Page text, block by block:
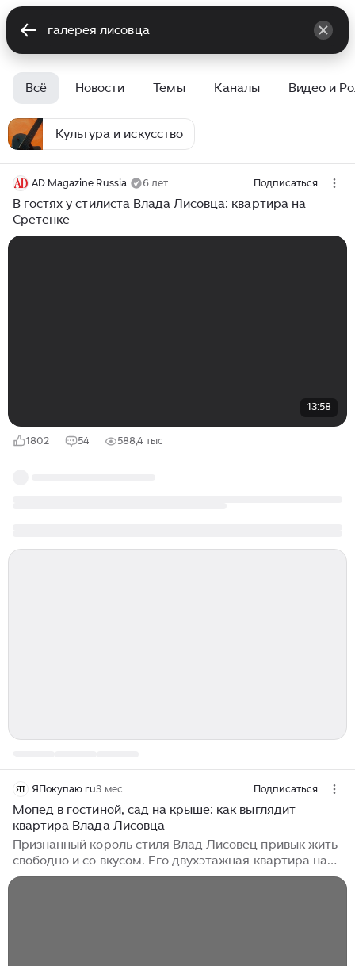
Всё Новости Темы Каналы Видео и
Культура и искусство
AD Magazine Russia 6 лет Подписаться
В гостях у стилиста Влада Лисовца: квартира на
Сретенке
13:58
1802 54 588,4 тыс
ЯПокупаю.ru3 мес Подписаться
Мопед в гостиной, сад на крыше: как выглядит
квартира Влада Лисовца
Признанный король стиля Влад Лисовец привык жить
свободно и со вкусом. Его двухэтажная квартира на
Сретенке — не просто жилплощадь, а личный арт-